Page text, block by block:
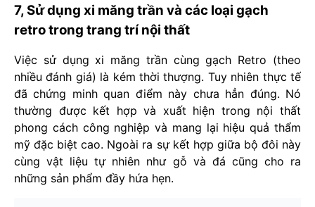
7, Sử dụng xi măng trần và các loại gạch
retro trong trang trí nội thất
Việc sử dụng xi măng trần cùng gạch Retro (theo
nhiều đánh giá) là kém thời thượng. Tuy nhiên thực tế
đã chứng minh quan điểm này chưa hẳn đúng. Nó
thường được kết hợp và xuất hiện trong nội thất
phong cách công nghiệp và mang lại hiệu quả thẩm
mỹ đặc biệt cao. Ngoài ra sự kết hợp giữa bộ đôi này
cùng vật liệu tự nhiên như gỗ và đá cũng cho ra
những sản phẩm đầy hứa hẹn.